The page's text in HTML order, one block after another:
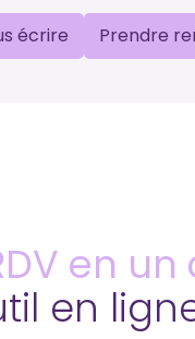
écrire Prendre
en un
en